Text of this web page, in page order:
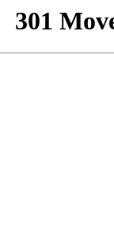
301